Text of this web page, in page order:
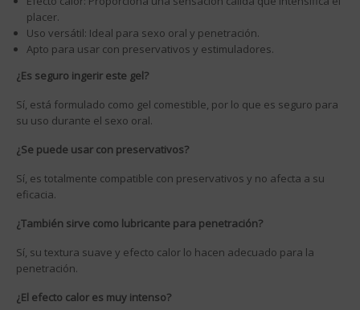
placer.
Uso versátil: Ideal para sexo oral y penetración.
Apto para usar con preservativos y estimuladores.
¿Es seguro ingerir este gel?
Sí, está formulado como gel comestible, por lo que es seguro para
su uso durante el sexo oral.
¿Se puede usar con preservativos?
Sí, es totalmente compatible con preservativos y no afecta a su
eficacia.
¿También sirve como lubricante para penetración?
Sí, su textura suave y efecto calor lo hacen adecuado para la
penetración.
¿El efecto calor es muy intenso?